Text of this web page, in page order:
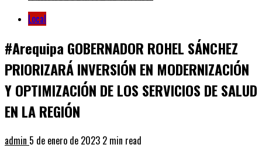
Local
#Arequipa GOBERNADOR ROHEL SÁNCHEZ
PRIORIZARÁ INVERSIÓN EN MODERNIZACIÓN
Y OPTIMIZACIÓN DE LOS SERVICIOS DE SALUD
EN LA REGIÓN
admin 5 de enero de 2023 2 min read